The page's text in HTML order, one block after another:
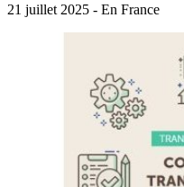
21 juillet 2025 - En France